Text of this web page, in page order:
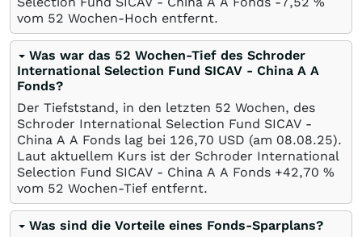
vom 52 Wochen-Hoch entfernt.
Was war das 52 Wochen-Tief des Schroder
International Selection Fund SICAV - China A A
Fonds?
Der Tiefststand, in den letzten 52 Wochen, des
Schroder International Selection Fund SICAV -
China A A Fonds lag bei 126,70 USD (am 08.08.25).
Laut aktuellem Kurs ist der Schroder International
Selection Fund SICAV - China A A Fonds +42,70 %
vom 52 Wochen-Tief entfernt.
Was sind die Vorteile eines Fonds-Sparplans?